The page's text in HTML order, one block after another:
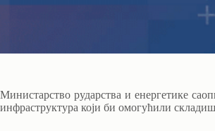
Министарство рударства и енергетике
инфраструктура који би омогућили